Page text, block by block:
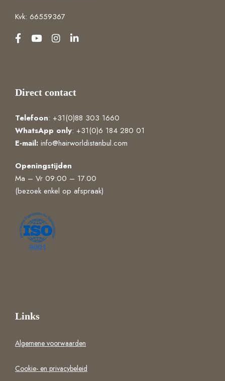
Kvk: 66559367
Direct contact
Telefoon: +31(0)88 303 1660
WhatsApp only: +31(0)6 184 280 01
E-mail: info@hairworldistanbul.com
Openingstijden
Ma – Vr 09:00 – 17.00
(bezoek enkel op afspraak)
Links
Algemene voorwaarden
Cookie- en privacybeleid